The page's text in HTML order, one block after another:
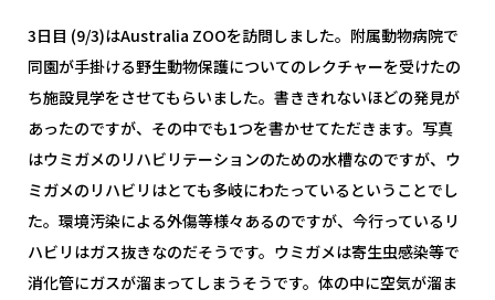
3日目 (9/3)はAustralia ZOOを訪問しました。附属動物病院で
同園が手掛ける野生動物保護についてのレクチャーを受けたの
ち施設見学をさせてもらいました。書ききれないほどの発見が
あったのですが、その中でも1つを書かせてただきます。写真
はウミガメのリハビリテーションのための水槽なのですが、ウ
ミガメのリハビリはとても多岐にわたっているということでし
た。環境汚染による外傷等様々あるのですが、今行っているリ
ハビリはガス抜きなのだそうです。ウミガメは寄生虫感染等で
消化管にガスが溜まってしまうそうです。体の中に空気が溜ま